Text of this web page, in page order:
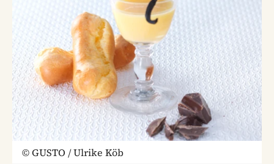
©GUSTO / Ulrike Köb